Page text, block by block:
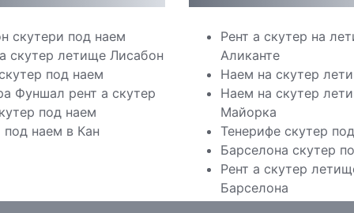
скутери под наем
скутер летище Лисабон
под наем
Фуншал рент а скутер
под наем
под наем в Кан
Рент а скутер на
Аликанте
Наем на скутер
Наем на скутер
Майорка
Тенерифе скутер
Барселона скутер
Рент а скутер
Барселона